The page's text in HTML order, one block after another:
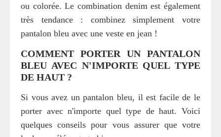
ou colorée. Le combination denim est également
très tendance : combinez simplement votre
pantalon bleu avec une veste en jean !
COMMENT PORTER UN PANTALON
BLEU AVEC N'IMPORTE QUEL TYPE
DE HAUT ?
Si vous avez un pantalon bleu, il est facile de le
porter avec n'importe quel type de haut. Voici
quelques conseils pour vous assurer que votre